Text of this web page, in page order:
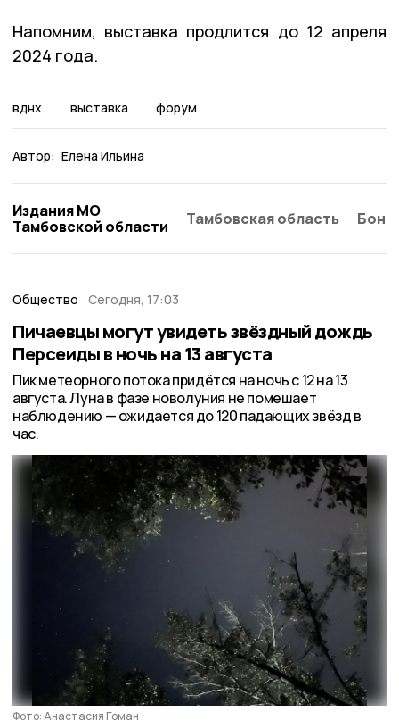
Напомним, выставка продлится до 12 апреля
2024 года.
вднх выставка форум
Автор: Елена Ильина
Издания МО
Тамбовской области
Тамбовская область
Общество Сегодня, 17:03
Пичаевцы могут увидеть звёздный дождь
Персеиды в ночь на 13 августа
Пик метеорного потока придётся на ночь с 12 на 13
августа. Луна в фазе новолуния не помешает
наблюдению — ожидается до 120 падающих звёзд в
час.
Фото: Анастасия Гоман